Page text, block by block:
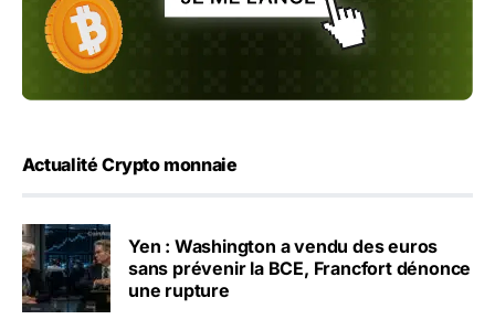
Actualité Crypto monnaie
Yen : Washington a vendu des euros
sans prévenir la BCE, Francfort dénonce
une rupture